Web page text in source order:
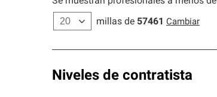
millas de 57461 Cambiar
Niveles de contratista